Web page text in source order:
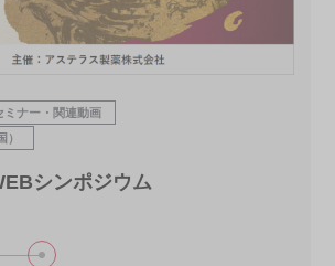
ミナー・関連動画
シンポジウム